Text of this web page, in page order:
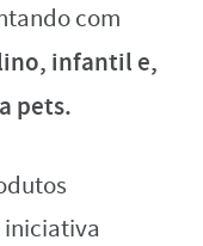
com
infantil e,
pets.